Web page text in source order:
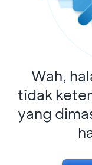
Wah,
tidak
yang